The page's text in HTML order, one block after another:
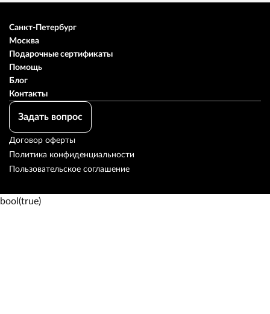
Санкт-Петербург
Москва
Подарочные сертификаты
Помощь
Блог
Контакты
Задать вопрос
Договор оферты
Политика конфиденциальности
Пользовательское соглашение
bool(true)